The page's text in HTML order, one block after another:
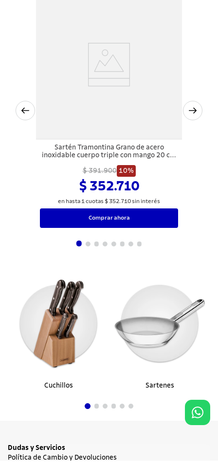
Sartén Tramontina Grano de acero
inoxidable cuerpo triple con mango 20 cm
$ 391.900 10%
$ 352.710
en hasta 1 cuotas $ 352.710sin interés
Comprar ahora
Cuchillos Sartenes
Dudas y Servicios
Política de Cambio y Devoluciones